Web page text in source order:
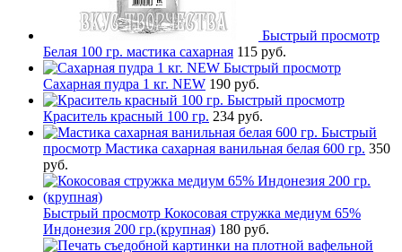
Быстрый просмотр
Белая 100 гр. мастика сахарная 115 руб.
Быстрый просмотр
Сахарная пудра 1 кг. NEW 190 руб.
Быстрый просмотр
Краситель красный 100 гр. 234 руб.
Быстрый
просмотр Мастика сахарная ванильная белая 600 гр. 350
руб.
Быстрый просмотр Кокосовая стружка медиум 65%
Индонезия 200 гр.(крупная) 180 руб.